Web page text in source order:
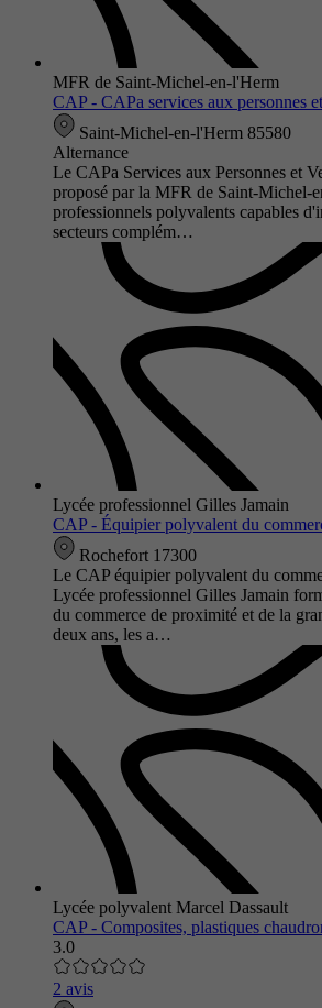
MFR de Saint-Michel-en-l'Herm
CAP - CAPa services aux personnes
Saint-Michel-en-l'Herm 85580
Alternance
Le CAPa Services aux Personnes et
proposé par la MFR de Saint-Michel-
professionnels polyvalents capables
secteurs complém…
Lycée professionnel Gilles Jamain
CAP - Équipier polyvalent du
Rochefort 17300
Le CAP équipier polyvalent du
Lycée professionnel Gilles Jamain
du commerce de proximité et de la
deux ans, les a…
Lycée polyvalent Marcel Dassault
CAP - Composites, plastiques
3.0
2 avis